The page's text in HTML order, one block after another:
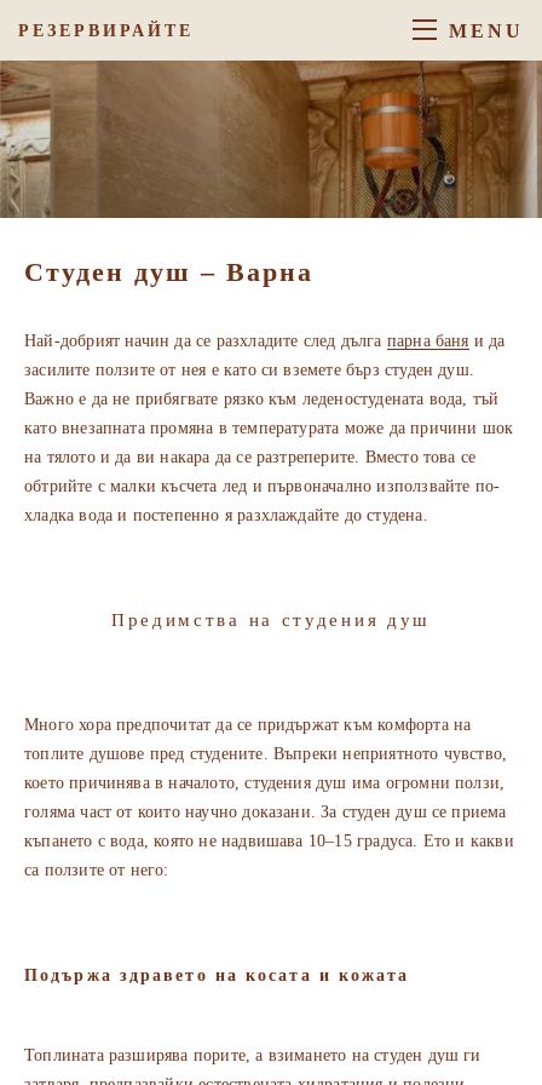
РЕЗЕРВИРАЙТЕ MENU
Студен душ – Варна
Най-добрият начин да се разхладите след дълга парна баня и да
засилите ползите от нея е като си вземете бърз студен душ.
Важно е да не прибягвате рязко към леденостудената вода, тъй
като внезапната промяна в температурата може да причини шок
на тялото и да ви накара да се разтреперите. Вместо това се
обтрийте с малки късчета лед и първоначално използвайте по-
хладка вода и постепенно я разхлаждайте до студена.
Предимства на студения душ
Много хора предпочитат да се придържат към комфорта на
топлите душове пред студените. Въпреки неприятното чувство,
което причинява в началото, студения душ има огромни ползи,
голяма част от които научно доказани. За студен душ се приема
къпането с вода, която не надвишава 10–15 градуса. Ето и какви
са ползите от него:
Подържа здравето на косата и кожата
Топлината разширява порите, а взимането на студен душ ги